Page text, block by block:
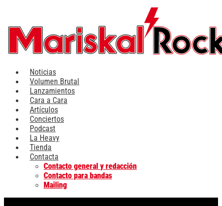
contenido
Noticias
Volumen Brutal
Lanzamientos
Cara a Cara
Artículos
Conciertos
Podcast
La Heavy
Tienda
Contacta
Contacto general y redacción
Contacto para bandas
Mailing